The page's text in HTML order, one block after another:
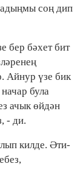
соң дип
бер бәхет бит
Айнур үзе бик
була
ачык өйдән
- ди.
килде. Әти-